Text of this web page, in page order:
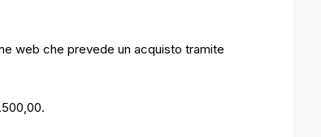
web che prevede un acquisto tramite